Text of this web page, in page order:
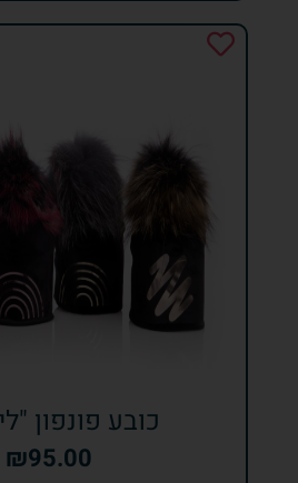
כובע פונפון
₪95.00